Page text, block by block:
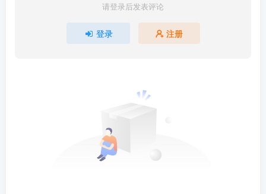
请登录后发表评论
登录 注册